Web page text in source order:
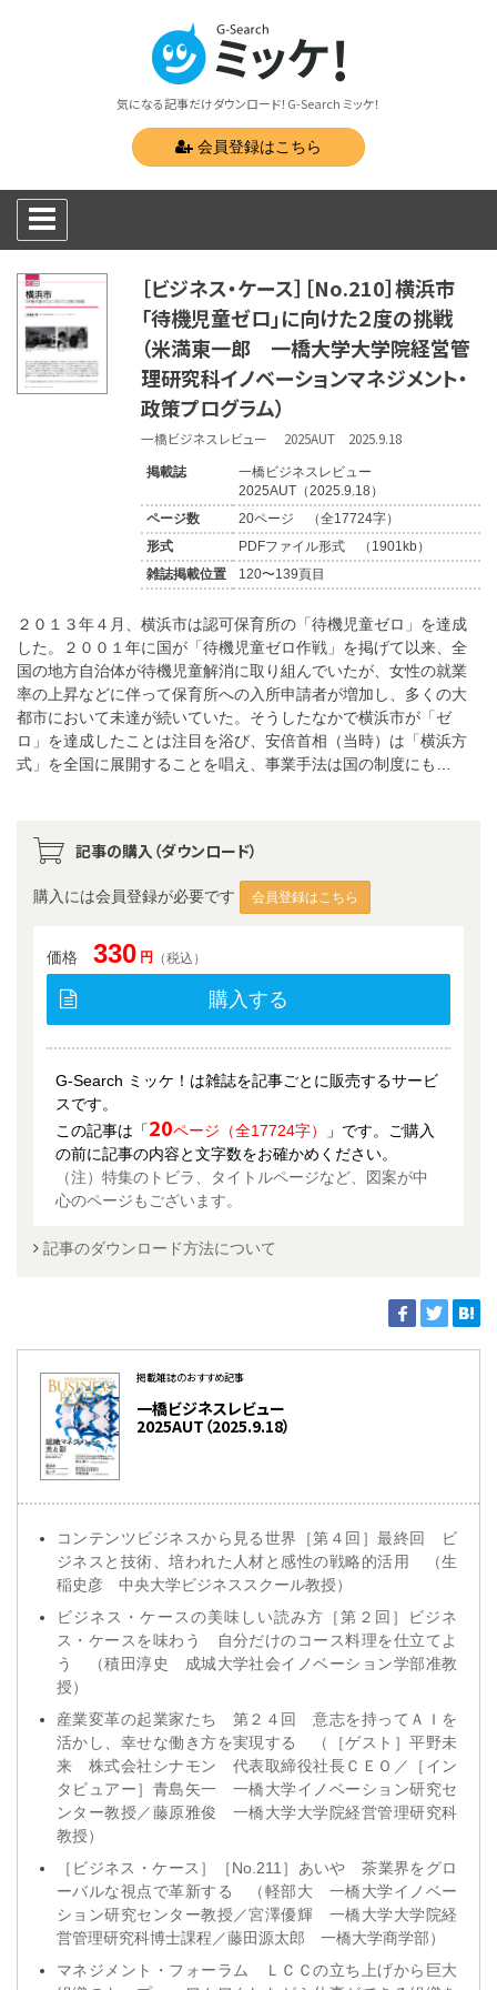
気になる記事だけダウンロード！G-Search ミッケ！
会員登録はこちら
［ビジネス・ケース］［No.210］横浜市
「待機児童ゼロ」に向けた２度の挑戦
（米満東一郎 一橋大学大学院経営管
理研究科イノベーションマネジメント・
政策プログラム）
一橋ビジネスレビュー 2025AUT 2025.9.18
掲載誌
一橋ビジネスレビュー
2025AUT（2025.9.18）
ページ数
20ページ （全17724字）
形式
PDFファイル形式 （1901kb）
雑誌掲載位置
120〜139頁目
２０１３年４月、横浜市は認可保育所の「待機児童ゼロ」を達成
した。２００１年に国が「待機児童ゼロ作戦」を掲げて以来、全
国の地方自治体が待機児童解消に取り組んでいたが、女性の就業
率の上昇などに伴って保育所への入所申請者が増加し、多くの大
都市において未達が続いていた。そうしたなかで横浜市が「ゼ
ロ」を達成したことは注目を浴び、安倍首相（当時）は「横浜方
式」を全国に展開することを唱え、事業手法は国の制度にも…
記事の購入（ダウンロード）
購入には会員登録が必要です 会員登録はこちら
価格 330 円 （税込）
購入する
G-Search ミッケ！は雑誌を記事ごとに販売するサービ
スです。
この記事は「20ページ（全17724字）
」です。ご購入
の前に記事の内容と文字数をお確かめください。
（注）特集のトビラ、タイトルページなど、図案が中
心のページもございます。
記事のダウンロード方法について
掲載雑誌のおすすめ記事
一橋ビジネスレビュー
2025AUT（2025.9.18）
コンテンツビジネスから見る世界［第４回］最終回 ビ
ジネスと技術、培われた人材と感性の戦略的活用 （生
稲史彦 中央大学ビジネススクール教授）
ビジネス・ケースの美味しい読み方［第２回］ビジネ
ス・ケースを味わう 自分だけのコース料理を仕立てよ
う （積田淳史 成城大学社会イノベーション学部准教
授）
産業変革の起業家たち 第２４回 意志を持ってＡＩを
活かし、幸せな働き方を実現する （［ゲスト］平野未
来 株式会社シナモン 代表取締役社長ＣＥＯ／［イン
タビュアー］青島矢一 一橋大学イノベーション研究セ
ンター教授／藤原雅俊 一橋大学大学院経営管理研究科
教授）
［ビジネス・ケース］［No.211］あいや 茶業界をグロ
ーバルな視点で革新する （軽部大 一橋大学イノベー
ション研究センター教授／宮澤優輝 一橋大学大学院経
営管理研究科博士課程／藤田源太郎 一橋大学商学部）
マネジメント・フォーラム ＬＣＣの立ち上げから巨大